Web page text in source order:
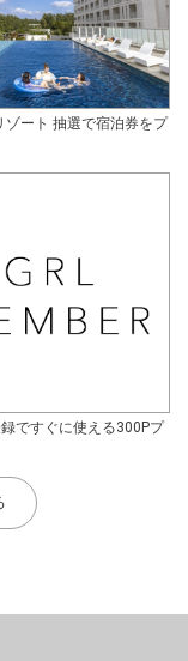
ゾート 抽選で宿泊券をプ
ですぐに使える300Pプ